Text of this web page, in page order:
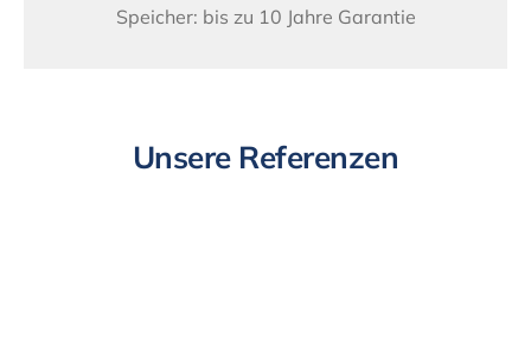
Speicher: bis zu 10 Jahre Garantie
Unsere Referenzen